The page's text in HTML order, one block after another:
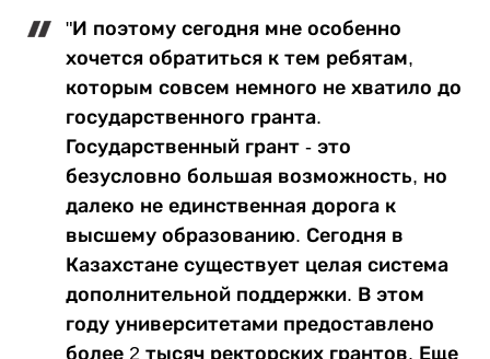
"И поэтому сегодня мне особенно
хочется обратиться к тем ребятам,
которым совсем немного не хватило до
государственного гранта.
Государственный грант - это
безусловно большая возможность, но
далеко не единственная дорога к
высшему образованию. Сегодня в
Казахстане существует целая система
дополнительной поддержки. В этом
году университетами предоставлено
более 2 тысяч ректорских грантов. Еще